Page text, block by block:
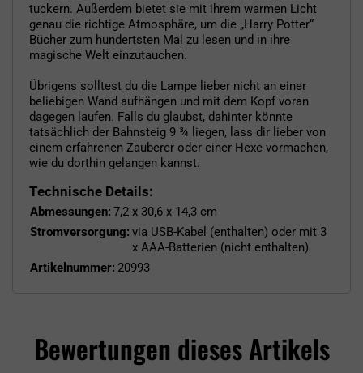
tuckern. Außerdem bietet sie mit ihrem warmen Licht
genau die richtige Atmosphäre, um die „Harry Potter“
Bücher zum hundertsten Mal zu lesen und in ihre
magische Welt einzutauchen.
Übrigens solltest du die Lampe lieber nicht an einer
beliebigen Wand aufhängen und mit dem Kopf voran
dagegen laufen. Falls du glaubst, dahinter könnte
tatsächlich der Bahnsteig 9 ¾ liegen, lass dir lieber von
einem erfahrenen Zauberer oder einer Hexe vormachen,
wie du dorthin gelangen kannst.
Technische Details:
Abmessungen: 7,2 x 30,6 x 14,3 cm
Stromversorgung: via USB-Kabel (enthalten) oder mit 3
x AAA-Batterien (nicht enthalten)
Artikelnummer: 20993
Bewertungen dieses Artikels